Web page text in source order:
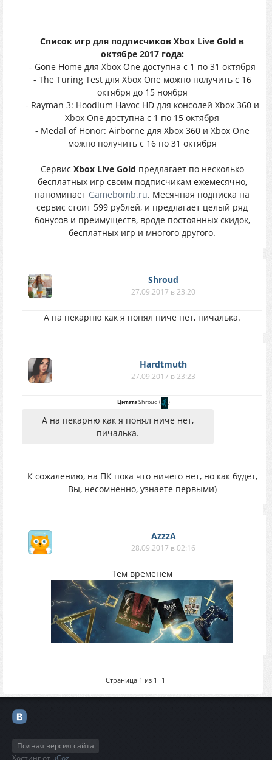
Список игр для подписчиков Xbox Live Gold в
октябре 2017 года:
- Gone Home для Xbox One доступна с 1 по 31 октября
- The Turing Test для Xbox One можно получить с 16
октября до 15 ноября
- Rayman 3: Hoodlum Havoc HD для консолей Xbox 360 и
Xbox One доступна с 1 по 15 октября
- Medal of Honor: Airborne для Xbox 360 и Xbox One
можно получить с 16 по 31 октября
Сервис Xbox Live Gold предлагает по несколько
бесплатных игр своим подписчикам ежемесячно,
напоминает Gamebomb.ru. Месячная подписка на
сервис стоит 599 рублей, и предлагает целый ряд
бонусов и преимуществ, вроде постоянных скидок,
бесплатных игр и многого другого.
Shroud
27.09.2017 в 23:20
А на пекарню как я понял ниче нет, пичалька.
Hardtmuth
27.09.2017 в 23:23
ЦитатаShroud ( )
А на пекарню как я понял ниче нет,
пичалька.
К сожалению, на ПК пока что ничего нет, но как будет,
Вы, несомненно, узнаете первыми)
AzzzA
28.09.2017 в 02:16
Тем временем
Страница 1 из 1 1
Полная версия сайта
Хостинг от uCoz